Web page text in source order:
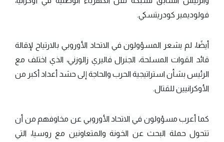
فولوديمير كودريتسكي.
أيضًا، لم يشعر المسؤولون في الاتحاد الأوروبي بالارتياح لإقالة
قائد القوات المسلحة، الجنرال فاليري زالوزني، الذي اختلف مع
الرئيس بشأن استراتيجية الحرب والحاجة إلى حشد أعداد أكبر من
الأوكرانيين للقتال.
كما أعرب مسؤولون في الاتحاد الأوروبي عن مخاوفهم من أن
تتحول حملة البحث عن الخونة والمتعاونين مع روسيا، التي